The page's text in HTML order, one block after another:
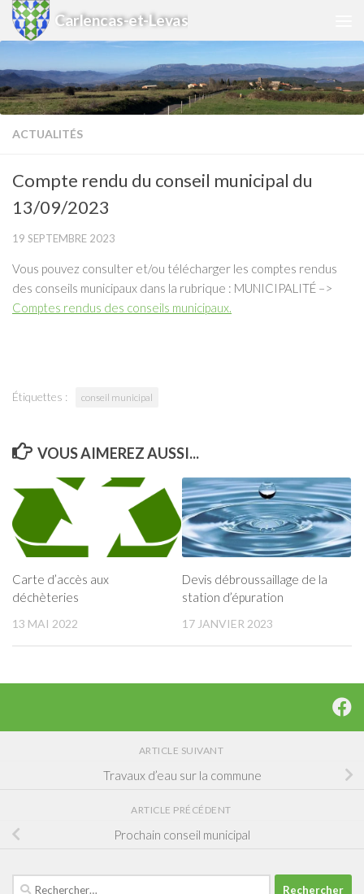
Skip to content
Carlencas-et-Levas
ACTUALITÉS
Compte rendu du conseil municipal du
13/09/2023
19 SEPTEMBRE 2023
Vous pouvez consulter et/ou télécharger les comptes rendus
des conseils municipaux dans la rubrique : MUNICIPALITÉ –>
Comptes rendus des conseils municipaux.
Étiquettes : conseil municipal
VOUS AIMEREZ AUSSI...
Carte d’accès aux
déchèteries
13 MAI 2022
Devis débroussaillage de la
station d’épuration
17 JANVIER 2023
ARTICLE SUIVANT
Travaux d’eau sur la commune
ARTICLE PRÉCÉDENT
Prochain conseil municipal
Rechercher :